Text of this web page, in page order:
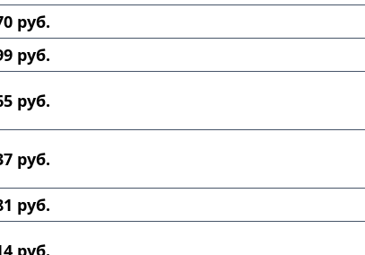
руб.
руб.
руб.
руб.
руб.
руб.